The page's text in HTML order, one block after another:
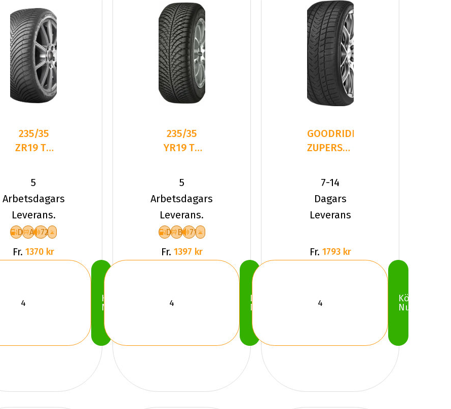
235/35
ZR19 TL
KUMHO
SOLUS 4S
HA32 XL
5
Arbetsdagars
Leverans.
D A 72
Fr. 1370 kr
Köp
Nu
235/35
YR19 TL
BLUEARTH-
4S AW21
5
Arbetsdagars
Leverans.
D B 71
Fr. 1397 kr
Köp
Nu
GOODRIDE
ZUPERSNOW
235/35R19
91 V XL
7-14
Dagars
Leverans
Fr. 1793 kr
Köp
Nu